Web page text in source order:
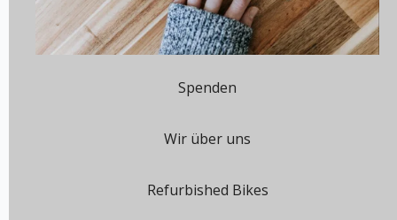
Spenden
Wir über uns
Refurbished Bikes